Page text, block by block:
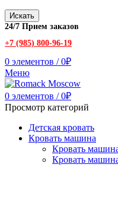
Искать
24/7 Прием заказов
+7 (985) 800-96-19
0 элементов / 0₽
Меню
0 элементов / 0₽
Просмотр категорий
Детская кровать
Кровать машина
Кровать
Кровать